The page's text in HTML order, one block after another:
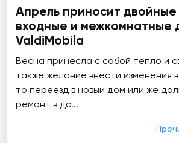
Апрель приносит двойные
входные и межкомнатные
ValdiMobila
Весна принесла с собой тепло и
также желание внести изменения
то переезд в новый дом или же
ремонт в до...